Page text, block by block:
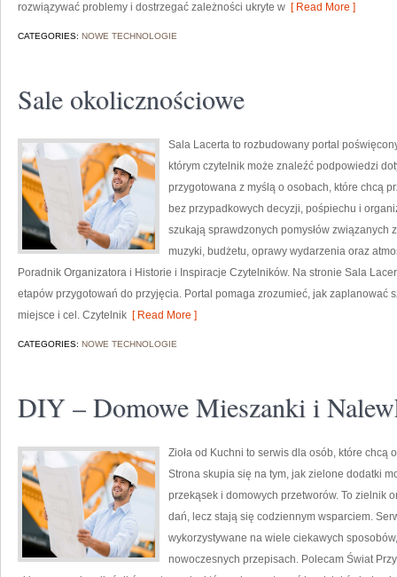
rozwiązywać problemy i dostrzegać zależności ukryte w [ Read More ]
CATEGORIES: NOWE TECHNOLOGIE
Sale okolicznościowe
Sala Lacerta to rozbudowany portal
którym czytelnik może znaleźć podpowiedzi
przygotowana z myślą o osobach, które chcą
bez przypadkowych decyzji, pośpiechu i
szukają sprawdzonych pomysłów związanych
muzyki, budżetu, oprawy wydarzenia oraz
Poradnik Organizatora i Historie i Inspiracje Czytelników. Na stronie Sala
etapów przygotowań do przyjęcia. Portal pomaga zrozumieć, jak zaplanować
miejsce i cel. Czytelnik [ Read More ]
CATEGORIES: NOWE TECHNOLOGIE
DIY – Domowe Mieszanki i
Zioła od Kuchni to serwis dla osób, które chcą
Strona skupia się na tym, jak zielone dodatki
przekąsek i domowych przetworów. To zielnik
dań, lecz stają się codziennym wsparciem.
wykorzystywane na wiele ciekawych
nowoczesnych przepisach. Polecam Świat